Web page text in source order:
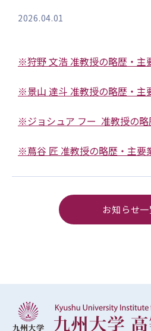
2026.04.01
※狩野 文浩 准教授の略歴・主
※景山 達斗 准教授の略歴・主
※ジョシュア フー 准教授の略
※蔦谷 匠 准教授の略歴・主要
お知らせ一